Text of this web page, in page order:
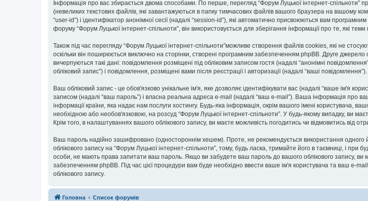
Інформація про вас збирається двома способами. По перше, перегляд “Форум Луцької інтернет-спільноти”
(невеликих текстових файлів, які завантажуються в папку тимчасових файлів вашого браузера на вашому
“user-id”) і ідентифікатор анонімної сесії (надалі “session-id”), які автоматично присвоюються вам
форуму “Форум Луцької інтернет-спільноти”, він використовується для зберігання інформації про те, які
Також під час перегляду “Форум Луцької інтернет-спільноти”можливе створення файлів cookies, які не
оскільки він поширюється виключно на сторінки, створені програмним забезпеченням phpBB. Друге
вичерпуються такі дані: повідомлення розміщені під обліковим записом гостя (надалі “анонімні
обліковий запис”) і повідомлення, розміщені вами після реєстрації і авторизації (надалі “ваші повідомлення”).
Ваш обліковий запис - це обов'язково унікальне ім'я, яке дозволяє ідентифікувати вас (надалі “ваше ім'я
записом (надалі “ваш пароль”) і власна реальна адреса e-mail (надалі “ваш e-mail”). Ваша інформація про
інформації країни, яка надає нам послуги хостингу. Будь-яка інформація, окрім вашого імені користувача,
необхідною або необов'язковою, на розсуд “Форум Луцької інтернет-спільноти”. У будь-якому випадку, ви
Крім того, в налаштуваннях вашого облікового запису, ви маєте можливість погодитись чи відмовитись від
Ваш пароль надійно зашифровано (одностороннім хешем). Проте, не рекомендується використання
облікового запису на “Форум Луцької інтернет-спільноти”, тому, будь ласка, тримайте його в таємниці, і при
особи, не мають права запитати ваш пароль. Якщо ви забудете ваш пароль до вашого облікового запису, ви
забезпеченням phpBB. Під час цієї процедури вам буде необхідно ввести ваше ім'я користувача та ваш e-
облікового запису.
Головна Список форумів